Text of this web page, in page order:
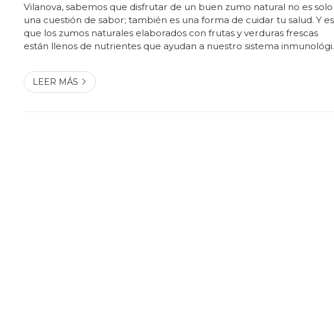
Vilanova, sabemos que disfrutar de un buen zumo natural no es solo
una cuestión de sabor; también es una forma de cuidar tu salud. Y es
que los zumos naturales elaborados con frutas y verduras frescas
están llenos de nutrientes que ayudan a nuestro sistema
cuando quieras, ¡pero hacerlo en...
LEER MÁS